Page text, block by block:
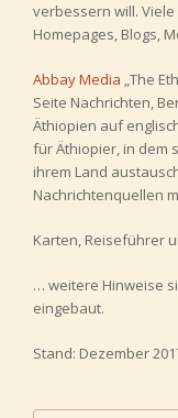
verbessern will.
Homepages, Blogs,
Abbay Media „The
Seite Nachrichten,
Äthiopien auf
für Äthiopier, in dem
ihrem Land
Nachrichtenquellen
Karten, Reiseführer
… weitere Hinweise
eingebaut.
Stand: Dezember